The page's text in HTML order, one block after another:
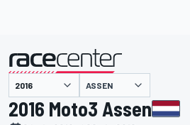
presentato da ASSEN
2016 Moto3 Assen